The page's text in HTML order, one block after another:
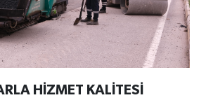
HİZMET KALİTESİ